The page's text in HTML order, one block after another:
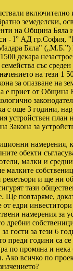
земеделски,
на Община Бяла
- І” АД гр.София,
Бяла"
декара
със
на тези 1
за опазване на
е приет от Община
с още 3 години,
устройствен план
Закона за
обекти
малки и
малките
и ще ни
тази
Ще повтаряме,
едри
намерения за
гости за тези 6
преди години са
по промяна и
всичко по